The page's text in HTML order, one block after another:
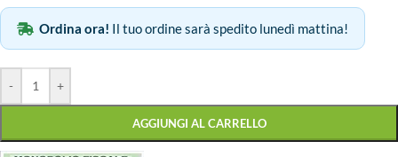
Ordina ora! Il tuo ordine sarà spedito lunedì mattina!
- +
AGGIUNGI AL CARRELLO